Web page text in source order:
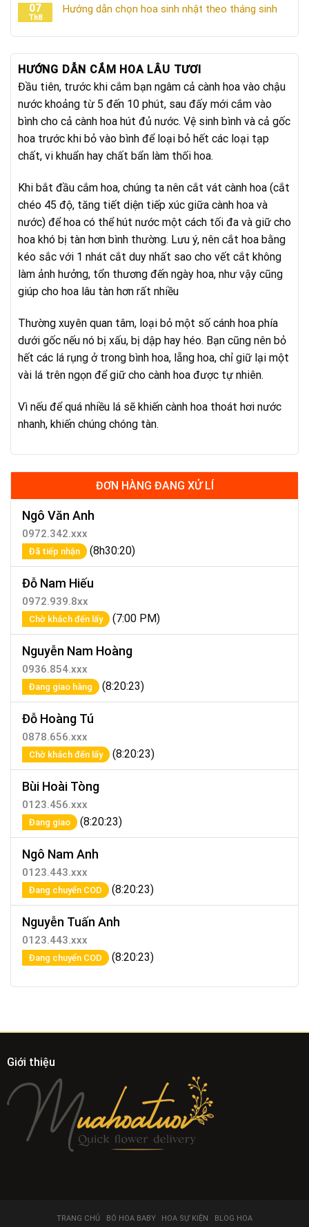
07
Th8
Hướng dẫn chọn hoa sinh nhật theo tháng sinh
HƯỚNG DẪN CẮM HOA LÂU TƯƠI
Đầu tiên, trước khi cắm bạn ngâm cả cành hoa vào chậu
nước khoảng từ 5 đến 10 phút, sau đấy mới cắm vào
bình cho cả cành hoa hút đủ nước. Vệ sinh bình và cả gốc
hoa trước khi bỏ vào bình để loại bỏ hết các loại tạp
chất, vi khuẩn hay chất bẩn làm thối hoa.
Khi bắt đầu cắm hoa, chúng ta nên cắt vát cành hoa (cắt
chéo 45 độ, tăng tiết diện tiếp xúc giữa cành hoa và
nước) để hoa có thể hút nước một cách tối đa và giữ cho
hoa khó bị tàn hơn bình thường. Lưu ý, nên cắt hoa bằng
kéo sắc với 1 nhát cắt duy nhất sao cho vết cắt không
làm ảnh hưởng, tổn thương đến ngày hoa, như vậy cũng
giúp cho hoa lâu tàn hơn rất nhiều
Thường xuyên quan tâm, loại bỏ một số cánh hoa phía
dưới gốc nếu nó bị xấu, bị dập hay héo. Bạn cũng nên bỏ
hết các lá rụng ở trong bình hoa, lẵng hoa, chỉ giữ lại một
vài lá trên ngọn để giữ cho cành hoa được tự nhiên.
Vì nếu để quá nhiều lá sẽ khiến cành hoa thoát hơi nước
nhanh, khiến chúng chóng tàn.
ĐƠN HÀNG ĐANG XỬ LÍ
Ngô Văn Anh
0972.342.xxx
Đã tiếp nhận (8h30:20)
Đỗ Nam Hiếu
0972.939.8xx
Chờ khách đến lấy (7:00 PM)
Nguyễn Nam Hoàng
0936.854.xxx
Đang giao hàng (8:20:23)
Đỗ Hoàng Tú
0878.656.xxx
Chờ khách đến lấy (8:20:23)
Bùi Hoài Tòng
0123.456.xxx
Đang giao (8:20:23)
Ngô Nam Anh
0123.443.xxx
Đang chuyển COD (8:20:23)
Nguyễn Tuấn Anh
0123.443.xxx
Đang chuyển COD (8:20:23)
Giới thiệu
TRANG CHỦ BÓ HOA BABY HOA SỰ KIỆN BLOG HOA